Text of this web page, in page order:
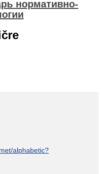
нормативно-
alphabetic?